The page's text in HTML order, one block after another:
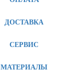
ДОСТАВКА
СЕРВИС
МАТЕРИАЛЫ